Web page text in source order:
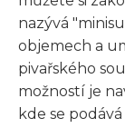
nazývá
objemech a
pivařského
možností je
kde se